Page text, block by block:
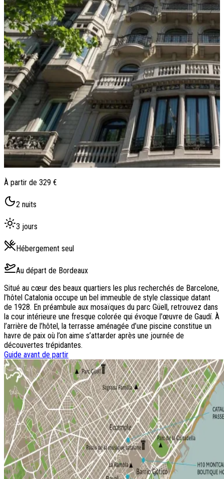
Notre histoire
Pourquoi voyager avec nous ?
Tourisme responsable
Nos brochures
Contactez-nous
Satisfaction client
Rejoignez-nous
À partir de 329 €
2 nuits
3 jours
Hébergement seul
Au départ de Bordeaux
Situé au cœur des beaux quartiers les plus recherchés de Barcelone,
l’hôtel Catalonia occupe un bel immeuble de style classique datant
de 1928. En préambule aux mosaïques du parc Güell, retrouvez dans
la cour intérieure une fresque colorée qui évoque l'œuvre de Gaudí. À
l’arrière de l’hôtel, la terrasse aménagée d’une piscine constitue un
havre de paix où l’on aime s’attarder après une journée de
découvertes trépidantes.
Guide avant de partir